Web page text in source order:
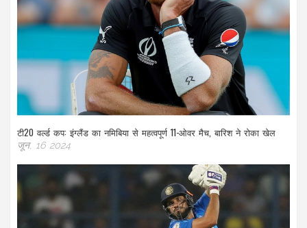
टी20 वर्ल्ड कप: इंग्लैंड का नमिबिया से महत्वपूर्ण 11-ओवर मैच, बारिश ने रोका खेल
जून, 16 2024